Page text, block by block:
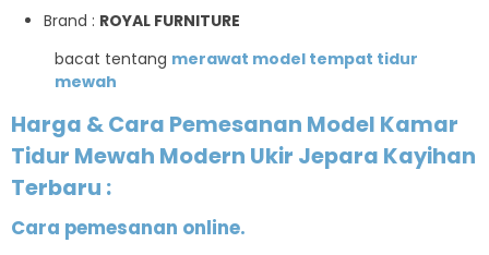
Brand : ROYAL FURNITURE
bacat tentang merawat model tempat tidur
mewah
Harga & Cara Pemesanan Model Kamar
Tidur Mewah Modern Ukir Jepara Kayihan
Terbaru :
Cara pemesanan online.